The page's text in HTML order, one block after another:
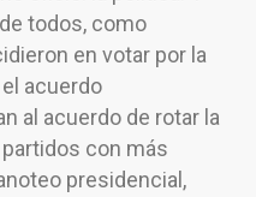
todos, como
en votar por la
acuerdo
al acuerdo de rotar la
con más
presidencial,